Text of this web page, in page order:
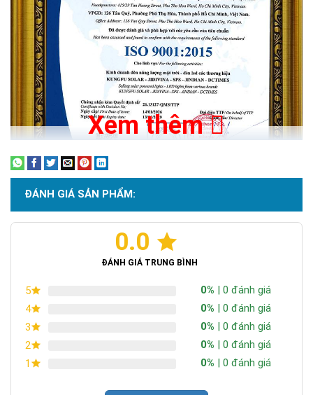
Độ bền cao:đèn đường 400w năng lượng mặt trời
được các nhà sản xuất cam kết độ bền của sản phẩm lên đến
25 năm.
Chứng nhận ISO 9001:2015
Xem thêm
ĐÁNH GIÁ SẢN PHẨM:
0.0
ĐÁNH GIÁ TRUNG BÌNH
5 0% | 0 đánh giá
4
0% | 0 đánh giá
3
0% | 0 đánh giá
2
0% | 0 đánh giá
1
0% | 0 đánh giá